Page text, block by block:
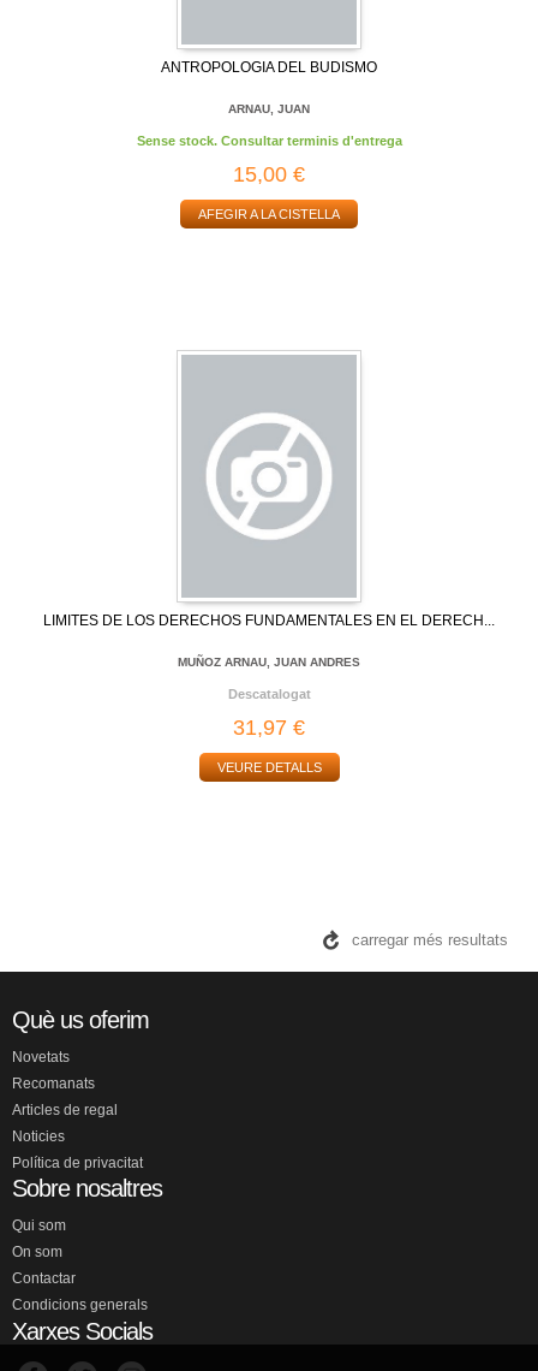
ANTROPOLOGIA DEL BUDISMO
ARNAU, JUAN
Sense stock. Consultar terminis d'entrega
15,00 €
AFEGIR A LA CISTELLA
LIMITES DE LOS DERECHOS FUNDAMENTALES EN EL DERECH...
MUÑOZ ARNAU, JUAN ANDRES
Descatalogat
31,97 €
VEURE DETALLS
carregar més resultats
Què us oferim
Novetats
Recomanats
Articles de regal
Noticies
Política de privacitat
Sobre nosaltres
Qui som
On som
Contactar
Condicions generals
Xarxes Socials